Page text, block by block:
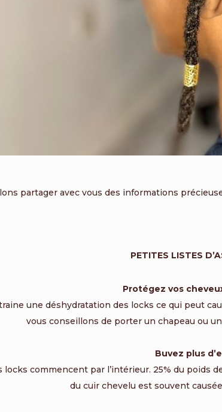
partager avec vous des informations
PETITES LISTES
Protégez vos
une déshydratation des locks ce qui peut
vous conseillons de porter un chapeau ou
Buvez plus
locks commencent par l’intérieur. 25% du poids
du cuir chevelu est souvent